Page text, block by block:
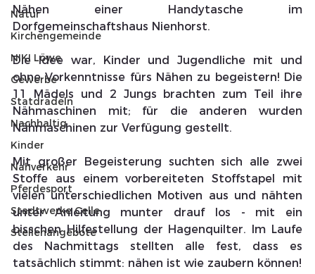
Natur
Kirchengemeinde
NIKI Löwe
Gewerbe
Statdradeln
Nachhaltig
Kinder
Nahverkehr
Pferdesport
Stadtwerke Celle
Stellenangebote
Nähen einer Handytasche im
Dorfgemeinschaftshaus Nienhorst.
Die Idee war, Kinder und Jugendliche mit und
ohne Vorkenntnisse fürs Nähen zu begeistern! Die
11 Mädels und 2 Jungs brachten zum Teil ihre
Nähmaschinen mit; für die anderen wurden
Nähmaschinen zur Verfügung gestellt.
Mit großer Begeisterung suchten sich alle zwei
Stoffe aus einem vorbereiteten Stoffstapel mit
vielen unterschiedlichen Motiven aus und nähten
unter Anleitung munter drauf los - mit ein
bisschen Hilfestellung der Hagenquilter. Im Laufe
des Nachmittags stellten alle fest, dass es